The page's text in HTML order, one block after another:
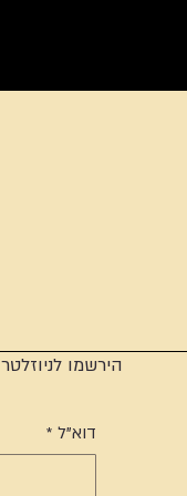
הירשמו לניוזלטר
דוא"ל *